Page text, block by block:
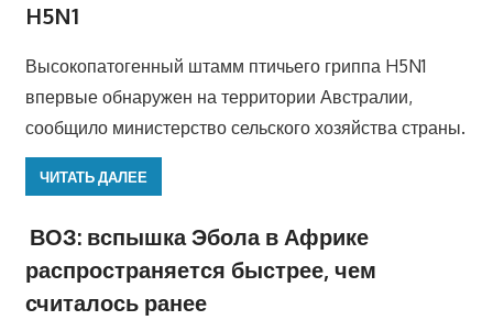
H5N1
Высокопатогенный штамм птичьего гриппа H5N1
впервые обнаружен на территории Австралии,
сообщило министерство сельского хозяйства страны.
ЧИТАТЬ ДАЛЕЕ
ВОЗ: вспышка Эбола в Африке
распространяется быстрее, чем
считалось ранее